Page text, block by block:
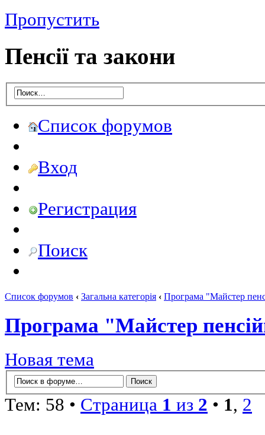
Пропустить
Пенсії та закони
Список форумов
Вход
Регистрация
Поиск
Список форумов ‹ Загальна категорія ‹ Програма "Майстер
Програма "Майстер
Новая тема
Тем: 58 • Страница 1 из 2 • 1, 2